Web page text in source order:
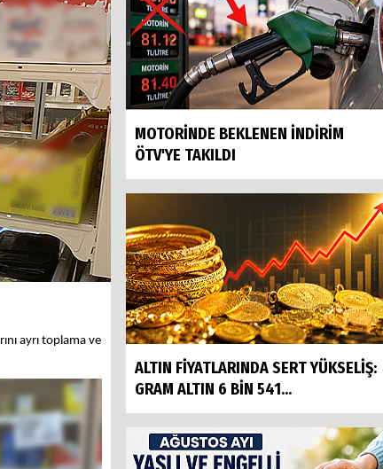
ayrı toplama ve
MOTORİNDE BEKLENEN İNDİRİM
ÖTV'YE TAKILDI
ALTIN FİYATLARINDA SERT YÜKSELİŞ:
GRAM ALTIN 6 BİN 541...